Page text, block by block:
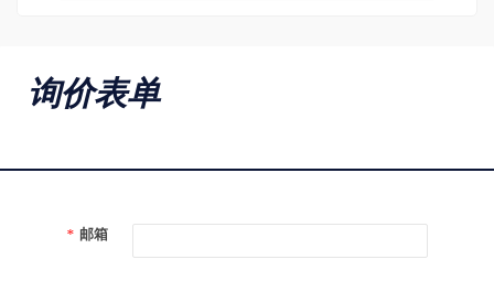
询价表单
* 邮箱